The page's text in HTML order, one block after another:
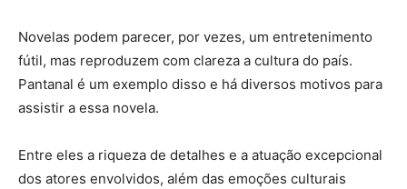
Novelas podem parecer, por vezes, um entretenimento
fútil, mas reproduzem com clareza a cultura do país.
Pantanal é um exemplo disso e há diversos motivos para
assistir a essa novela.
Entre eles a riqueza de detalhes e a atuação excepcional
dos atores envolvidos, além das emoções culturais